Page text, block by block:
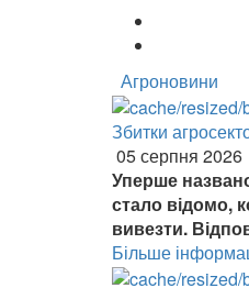
Агроновини
Збитки
05 серпня 2026
Уперше
стало відомо,
вивезти.
Більше